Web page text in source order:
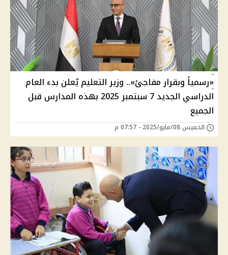
«رسمياً وبقرار مفاجئ».. وزير التعليم يُعلن بدء العام
الدراسي الجديد 7 سبتمبر 2025 بهذه المدارس قبل
الجميع
الخميس 08/مايو/2025 - 07:57 م